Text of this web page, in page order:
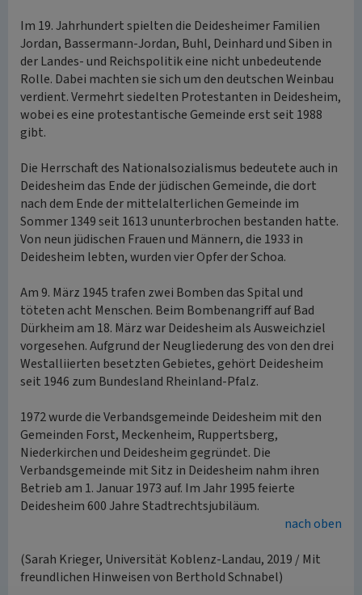
Im 19. Jahrhundert spielten die Deidesheimer Familien
Jordan, Bassermann-Jordan, Buhl, Deinhard und Siben in
der Landes- und Reichspolitik eine nicht unbedeutende
Rolle. Dabei machten sie sich um den deutschen Weinbau
verdient. Vermehrt siedelten Protestanten in Deidesheim,
wobei es eine protestantische Gemeinde erst seit 1988
gibt.
Die Herrschaft des Nationalsozialismus bedeutete auch in
Deidesheim das Ende der jüdischen Gemeinde, die dort
nach dem Ende der mittelalterlichen Gemeinde im
Sommer 1349 seit 1613 ununterbrochen bestanden hatte.
Von neun jüdischen Frauen und Männern, die 1933 in
Deidesheim lebten, wurden vier Opfer der Schoa.
Am 9. März 1945 trafen zwei Bomben das Spital und
töteten acht Menschen. Beim Bombenangriff auf Bad
Dürkheim am 18. März war Deidesheim als Ausweichziel
vorgesehen. Aufgrund der Neugliederung des von den drei
Westalliierten besetzten Gebietes, gehört Deidesheim
seit 1946 zum Bundesland Rheinland-Pfalz.
1972 wurde die Verbandsgemeinde Deidesheim mit den
Gemeinden Forst, Meckenheim, Ruppertsberg,
Niederkirchen und Deidesheim gegründet. Die
Verbandsgemeinde mit Sitz in Deidesheim nahm ihren
Betrieb am 1. Januar 1973 auf. Im Jahr 1995 feierte
Deidesheim 600 Jahre Stadtrechtsjubiläum.
nach oben
(Sarah Krieger, Universität Koblenz-Landau, 2019 / Mit
freundlichen Hinweisen von Berthold Schnabel)